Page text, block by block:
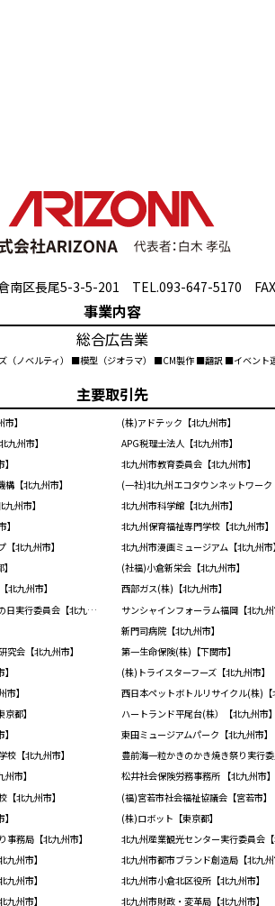
南区長尾5-3-5-201 TEL.093-647-5170
事業内容
総合広告業
ノベルティ） ■模型（ジオラマ） ■CM製作 ■翻訳 ■イベント
主要取引先
】 (株)アドテック【北九州市】
九州市】 APG税理士法人【北九州市】
北九州市教育委員会【北九州市】
【北九州市】
州市】 北九州市科学館【北九州市】
北九州保育福祉専門学校【北九州市】
北九州市】 北九州市漫画ミュージアム【北九州市】
(社福)小倉新栄会【北九州市】
北九州市】 西部ガス(株)【北九州市】
皿倉山プレミアム夜景の日実行委員会【北九州市】 サンシャインフォーラム福岡【北九州
新門司病院【北九州市】
究会【北九州市】 第一生命保険(株)【下関市】
(株)トライスターフーズ【北九州市】
】
都】 ハートランド平尾台(株）【北九州市】
東田ミュージアムパーク【北九州市】
校【北九州市】
市】 松井社会保険労務事務所 【北九州市】
【北九州市】 (福)宮若市社会福祉協議会【宮若市】
(株)ロボット【東京都】
務局【北九州市】
州市】 北九州市都市ブランド創造局【北九州
州市】 北九州市小倉北区役所【北九州市】
州市】 北九州市財政・変革局【北九州市】